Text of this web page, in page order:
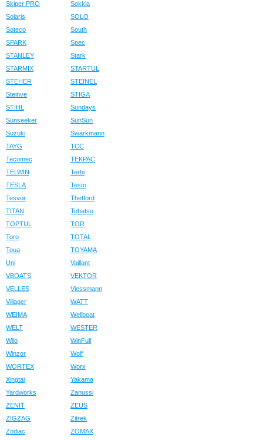
Skiper PRO
Sokkia
Solaris
SOLO
Soteco
South
SPARK
Spec
STANLEY
Stark
STARMIX
STARTUL
STEHER
STEINEL
Steinve
STIGA
STIHL
Sundays
Sunseeker
SunSun
Suzuki
Swarkmann
TAYG
TCC
Tecomec
TEKPAC
TELWIN
Terhi
TESLA
Testo
Tesvor
Thetford
TITAN
Tohatsu
TOPTUL
TOR
Toro
TOTAL
Toua
TOYAMA
Uni
Vaillant
VBOATS
VEKTOR
VELLES
Viessmann
Villager
WATT
WEIMA
Wellboat
WELT
WESTER
Wilo
WinFull
Winzor
Wolf
WORTEX
Worx
Xingtai
Yakama
Yardworks
Zanussi
ZENIT
ZEUS
ZIGZAG
Zitrek
Zodiac
ZOMAX